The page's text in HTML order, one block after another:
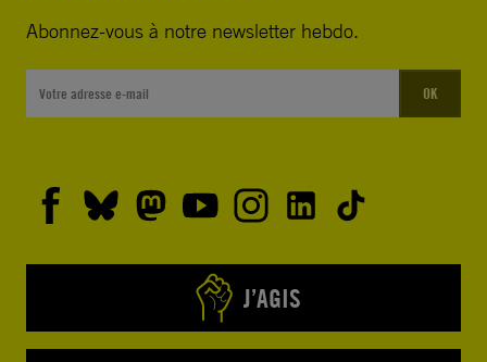
Abonnez-vous à notre newsletter hebdo.
OK
J’AGIS